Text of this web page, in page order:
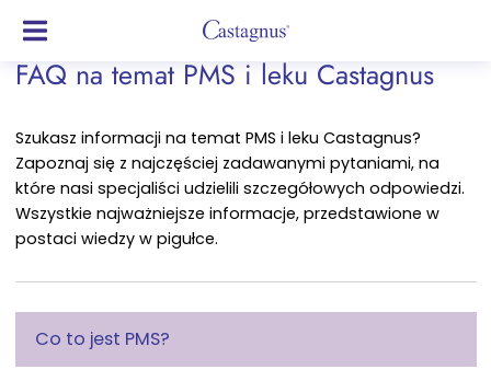
FAQ na temat PMS i leku Castagnus
Szukasz informacji na temat PMS i leku Castagnus?
Zapoznaj się z najczęściej zadawanymi pytaniami, na
które nasi specjaliści udzielili szczegółowych odpowiedzi.
Wszystkie najważniejsze informacje, przedstawione w
postaci wiedzy w pigułce.
Co to jest PMS?